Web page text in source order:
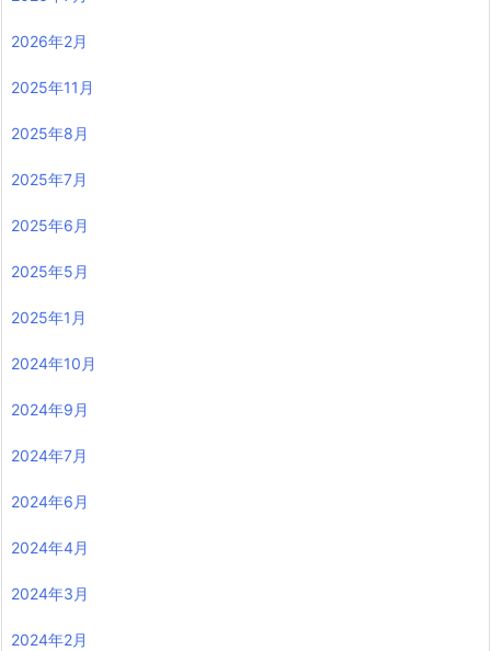
2026年2月
2025年11月
2025年8月
2025年7月
2025年6月
2025年5月
2025年1月
2024年10月
2024年9月
2024年7月
2024年6月
2024年4月
2024年3月
2024年2月